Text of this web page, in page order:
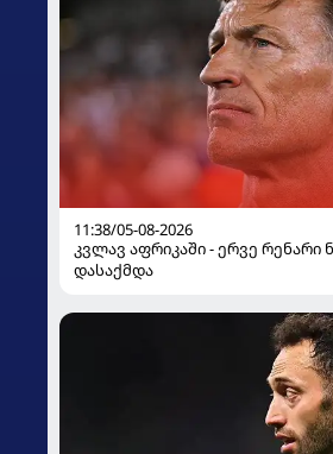
11:38/05-08-2026
კვლავ აფრიკაში - ერვე რენარი
დასაქმდა